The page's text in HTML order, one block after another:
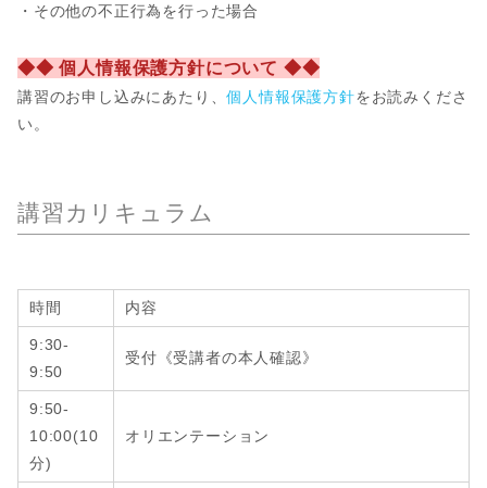
・その他の不正行為を行った場合
◆◆ 個人情報保護方針について ◆◆
講習のお申し込みにあたり、個人情報保護方針をお読みくださ
い。
講習カリキュラム
時間 内容
9:30-
9:50
受付《受講者の本人確認》
9:50-
10:00(10
分)
オリエンテーション